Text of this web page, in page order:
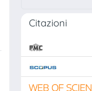
Citazioni